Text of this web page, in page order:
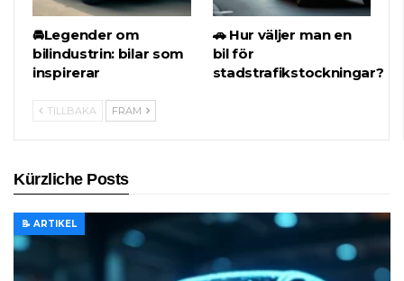
🚘Legender om
bilindustrin: bilar som
inspirerar
🚗 Hur väljer man en
bil för
stadstrafikstockningar?
TILLBAKA FRAM
Kürzliche Posts
📝 ARTIKEL